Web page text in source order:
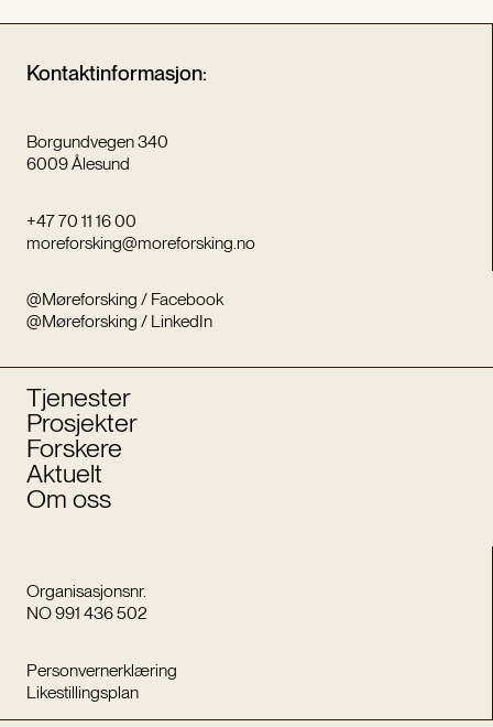
Kontaktinformasjon:
Borgundvegen 340
6009 Ålesund
+47 70 11 16 00
moreforsking@moreforsking.no
@Møreforsking / Facebook
@Møreforsking / LinkedIn
Organisasjonsnr.
NO 991 436 502
Personvernerklæring
Likestillingsplan
Tjenester
Prosjekter
Forskere
Aktuelt
Om oss